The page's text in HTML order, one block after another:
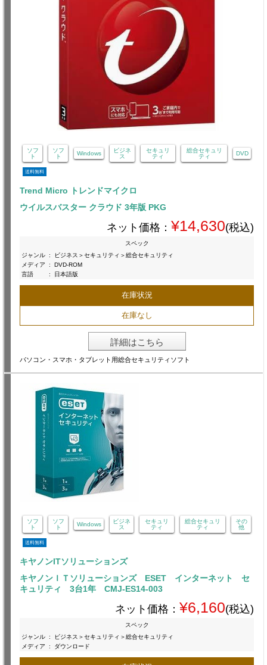
ソフ
ト
ソフ
ト
Windows
ビジネ
ス
セキュリ
ティ
総合セキュリ
ティ
DVD
送料無料
Trend Micro トレンドマイクロ
ウイルスバスター クラウド 3年版 PKG
ネット価格： ¥14,630(税込)
スペック
ジャンル :
ビジネス＞セキュリティ＞総合セキュリティ
メディア
:
DVD-ROM
言語
: 日本語版
在庫状況
在庫なし
詳細はこちら
パソコン・スマホ・タブレット用総合セキュリティソフト
ソフ
ト
ソフ
ト
Windows
ビジネ
ス
セキュリ
ティ
総合セキュリ
ティ
その
他
送料無料
キヤノンITソリューションズ
キヤノンＩＴソリューションズ ESET インターネット セ
キュリティ 3台1年 CMJ-ES14-003
ネット価格： ¥6,160(税込)
スペック
ジャンル :
ビジネス＞セキュリティ＞総合セキュリティ
メディア
: ダウンロード